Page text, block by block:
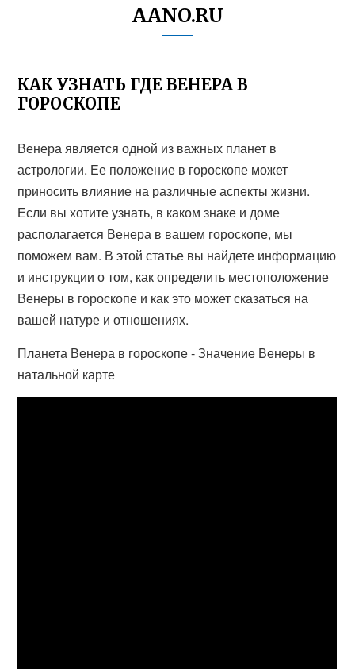
AANO.RU
КАК УЗНАТЬ ГДЕ ВЕНЕРА В
ГОРОСКОПЕ
Венера является одной из важных планет в
астрологии. Ее положение в гороскопе может
приносить влияние на различные аспекты жизни.
Если вы хотите узнать, в каком знаке и доме
располагается Венера в вашем гороскопе, мы
поможем вам. В этой статье вы найдете информацию
и инструкции о том, как определить местоположение
Венеры в гороскопе и как это может сказаться на
вашей натуре и отношениях.
Планета Венера в гороскопе - Значение Венеры в
натальной карте